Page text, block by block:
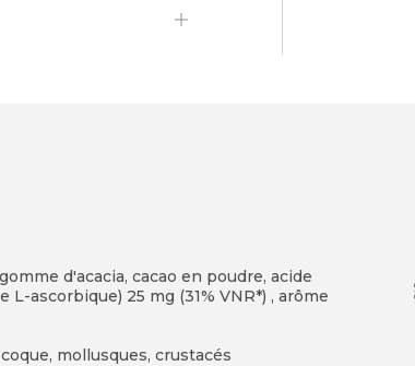
d'acacia, cacao en poudre, acide
ascorbique) 25 mg (31% VNR*) , arôme
mollusques, crustacés